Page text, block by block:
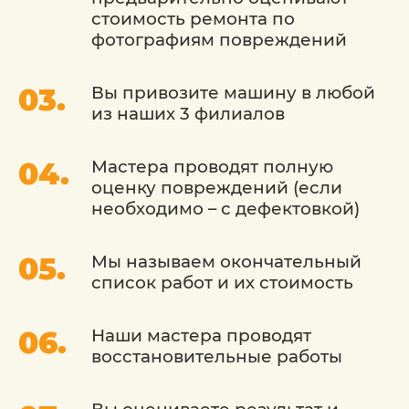
красок покрытия. Главное условие
успеха - отсутствие глубоких,
они есть, это не повод отказаться от
процедуры. Просто она будет несколько
по времени. Так как потребует их
дополнительного устранения и
предварительного окрашивания
Этапы осуществления процедуры:
полировочные материалы различной
градации и свойств, нивелирует
стоимость ремонта по
фотографиям повреждений
Вы привозите машину в любой
из наших 3 филиалов
Мастера проводят полную
оценку повреждений (если
необходимо – с дефектовкой)
Мы называем окончательный
список работ и их стоимость
Наши мастера проводят
восстановительные работы